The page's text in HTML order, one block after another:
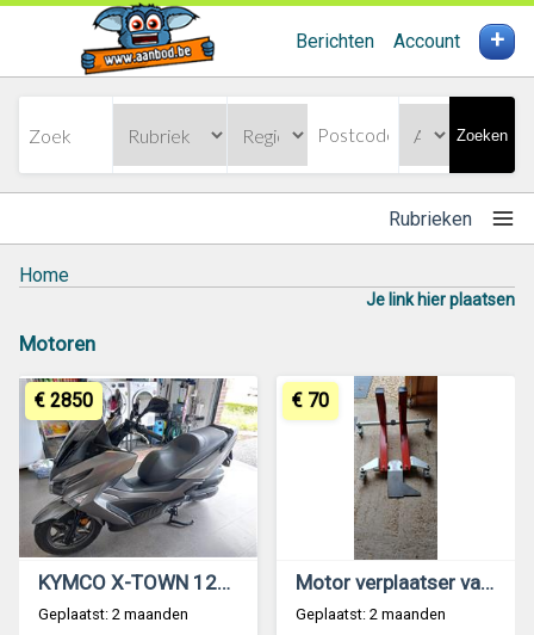
Berichten Account +
Zoeken
Rubrieken
Home
Je link hier plaatsen
Motoren
KYMCO X-TOWN 125 cc
Geplaatst: 2 maanden
€ 2850
Motor verplaatser van het merk MOTOMOVER
Geplaatst: 2 maanden
€ 70